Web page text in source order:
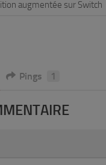
augmentée sur Switch
Pings 1